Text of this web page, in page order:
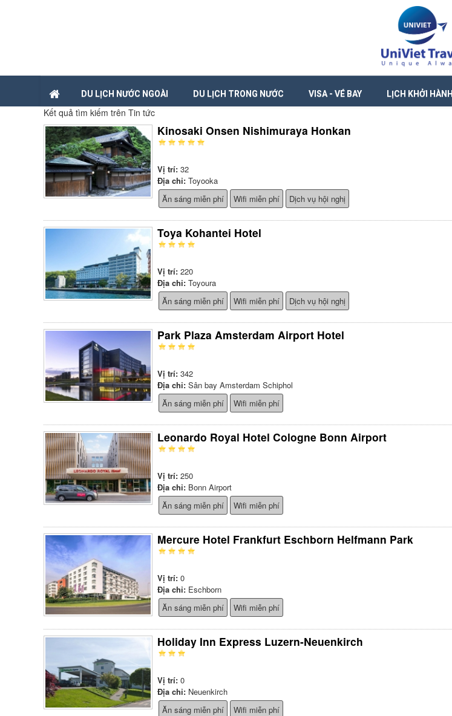
DU LỊCH NƯỚC NGOÀI DU LỊCH TRONG NƯỚC VISA - VÉ BAY LỊCH KHỞI HÀNH
Kết quả tìm kiếm trên Tin tức
Kinosaki Onsen Nishimuraya Honkan
Vị trí: 32
Địa chỉ: Toyooka
Ăn sáng miễn phí
Wifi miễn phí Dịch vụ hội nghị
Toya Kohantei Hotel
Vị trí: 220
Địa chỉ: Toyoura
Ăn sáng miễn phí
Wifi miễn phí Dịch vụ hội nghị
Park Plaza Amsterdam Airport Hotel
Vị trí: 342
Địa chỉ: Sân bay Amsterdam Schiphol
Ăn sáng miễn phí
Wifi miễn phí
Leonardo Royal Hotel Cologne Bonn Airport
Vị trí: 250
Địa chỉ: Bonn Airport
Ăn sáng miễn phí
Wifi miễn phí
Mercure Hotel Frankfurt Eschborn Helfmann Park
Vị trí: 0
Địa chỉ: Eschborn
Ăn sáng miễn phí
Wifi miễn phí
Holiday Inn Express Luzern-Neuenkirch
Vị trí: 0
Địa chỉ: Neuenkirch
Ăn sáng miễn phí
Wifi miễn phí